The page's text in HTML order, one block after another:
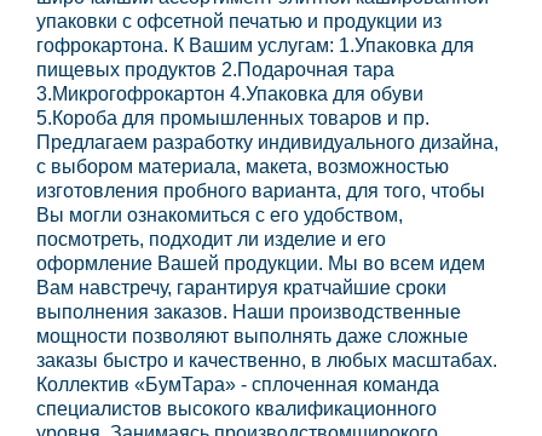
упаковки с офсетной печатью и продукции из
гофрокартона. К Вашим услугам: 1.Упаковка для
пищевых продуктов 2.Подарочная тара
3.Микрогофрокартон 4.Упаковка для обуви
5.Короба для промышленных товаров и пр.
Предлагаем разработку индивидуального дизайна,
с выбором материала, макета, возможностью
изготовления пробного варианта, для того, чтобы
Вы могли ознакомиться с его удобством,
посмотреть, подходит ли изделие и его
оформление Вашей продукции. Мы во всем идем
Вам навстречу, гарантируя кратчайшие сроки
выполнения заказов. Наши производственные
мощности позволяют выполнять даже сложные
заказы быстро и качественно, в любых масштабах.
Коллектив «БумТара» - сплоченная команда
специалистов высокого квалификационного